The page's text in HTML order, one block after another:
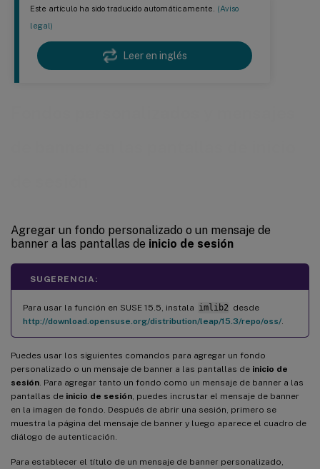
Este artículo ha sido traducido automáticamente. (Aviso
legal)
Leer en inglés
Agregar un fondo personalizado o un mensaje de
banner a las pantallas de inicio de sesión
SUGERENCIA:
Para usar la función en SUSE 15.5, instala imlib2 desde
http://download.opensuse.org/distribution/leap/15.3/repo/oss/
Puedes usar los siguientes comandos para agregar un fondo
personalizado o un mensaje de banner a las pantallas de inicio de
sesión . Para agregar tanto un fondo como un mensaje de banner a las
pantallas de inicio de sesión , puedes incrustar el mensaje de banner
en la imagen de fondo. Después de abrir una sesión, primero se
muestra la página del mensaje de banner y luego aparece el cuadro de
diálogo de autenticación.
Para establecer el título de un mensaje de banner personalizado,